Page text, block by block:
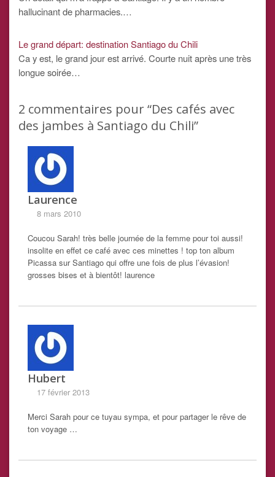
hallucinant de pharmacies.…
Le grand départ: destination Santiago du Chili
Ca y est, le grand jour est arrivé. Courte nuit après une très
longue soirée…
2 commentaires pour “Des cafés avec
des jambes à Santiago du Chili”
Laurence
8 mars 2010
Coucou Sarah! très belle journée de la femme pour toi aussi!
insolite en effet ce café avec ces minettes ! top ton album
Picassa sur Santiago qui offre une fois de plus l’évasion!
grosses bises et à bientôt! laurence
Hubert
17 février 2013
Merci Sarah pour ce tuyau sympa, et pour partager le rêve de
ton voyage …